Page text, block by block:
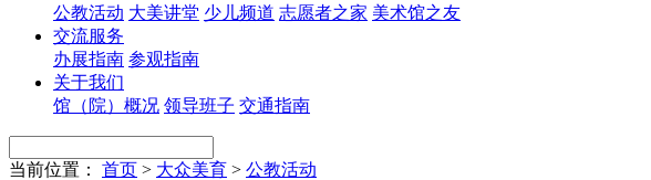
公教活动 大美讲堂 少儿频道 志愿者之家 美术馆之友
交流服务
办展指南 参观指南
关于我们
馆（院）概况 领导班子 交通指南
当前位置： 首页 > 大众美育 > 公教活动